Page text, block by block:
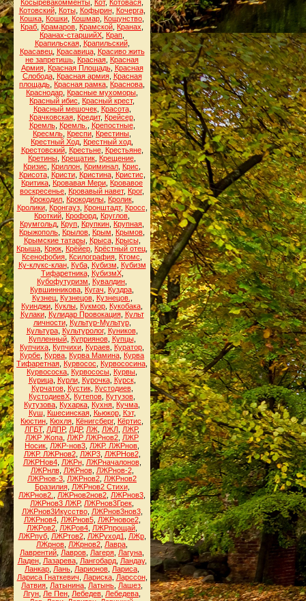
Косыревакомменты Кот, Котовася
Котовский, Коты, Кофырин, Кочерга,
Кошка Кошки Кошмар Кощунство
Краб Крамаров Крамской Кранах
Кранах-старшийХ Крап
Крапильская, Крапильский,
Красавец, Красавица, Красиво жить
не запретишь Красная Красная
Армия, Красная Площадь, Красная
Слобода, Красная армия, Красная
площадь Красная рамка Краснова
Краснодар Красные мухоморы
Красный ибис
Красный крест,
Красный мешочек, Красота,
Крачковская, Кредит, Крейсер,
Кремль, Кремль. Крепостные,
Кресмль Креспи Крестины
Крестный Ход Крестный ход
Крестовский, Крестьне, Крестьяне,
Кретины Крещатик Крещение
Кризис
Криллон Криминал Крис
Крисота, Кристи, Кристина, Кристис
Критика Кровавая Мери Кровавое
воскресенье Кровавый навет, Крог,
Крокодил Крокодилы Кролик
Кролики, Кронгауз, Кронштадт, Кросс
Кроткий Крофорд Круглов
Крумгольд Круп Крупкин Крупная
Крыжополь Крылов Крым Крымов
Крымские татары, Крыса, Крысы,
Крыша Крюк Крёйер Крёстный отец
Ксенофобия Ксилография Ктомс
Ку-клукс-клан, Куба, Кубизм
Кубизм
Тифаретника, КубизмХ,
Кубофутуризм
Кувалдин
Кувшинникова Кугач Куздра
Кузнец, Кузнецов, Кузнецов.
Куинджи Куклы Кукмор Кукобака
Кулаки, Кулидар Провокация, Культ
личности, Культур-Мультур,
Культура, Культуролог, Куников,
Купленный, Куприянов, Купцы,
Купчиха Купчихи Кураев Куратор
Курбе Курва Курва Мамина Курва
Тифаретная Курвосос Курвососина
Курвососка Курвососы Курвы
Курица, Курли, Курочка, Курск,
Курчатов, Кустик, Кустодиев,
КустодиевХ Кутепов Кутузов
Кутузова Кухарка Кухня Кучма
Куш
Кшесинская, Кьюкор, Кэт,
Кюстин Кюхля Кёнигсберг, Кёртис
ЛГБТ, ЛДПР, ЛДР, ЛЖ ЛЖЛ ЛЖР,
ЛЖР Жопа ЛЖР ЛЖРнов2 ЛЖР
Носик ЛЖР-нов3 ЛЖР. ЛЖРнов
ЛЖР. ЛЖРнов2, ЛЖР3, ЛЖРНов2,
ЛЖРНов4, ЛЖРн, ЛЖРначалонов,
ЛЖРнлв, ЛЖРнов, ЛЖРнов-2,
ЛЖРнов-3 ЛЖРнов2 ЛЖРнов2
Бразилия, ЛЖРнов2 Стихи,
ЛЖРнов2.
ЛЖРнов2нов2 ЛЖРнов3
ЛЖРнов3 ЛЖР, ЛЖРнов3Грек
ЛЖРнов3Икусство, ЛЖРнов3нов3,
ЛЖРнов4, ЛЖРнов5, ЛЖРновое2,
ЛЖРов2 ЛЖРов4 ЛЖРпрощай
ЛЖРпуб, ЛЖРтов2, ЛЖРуход1 ЛЖр,
ЛЖрнов ЛЖрнов2 Лавра
Лаврентий Лавров Лагеря Лагуна
Ладен, Лазарева, Лангобард, Ландау,
Ланкар Лань Ларионов Лариса
Лариса Гнаткевич
Лариска, Ларссон,
Латвия Латынина Латынь Лашез
Лгун Ле Пен Лебедев Лебедева